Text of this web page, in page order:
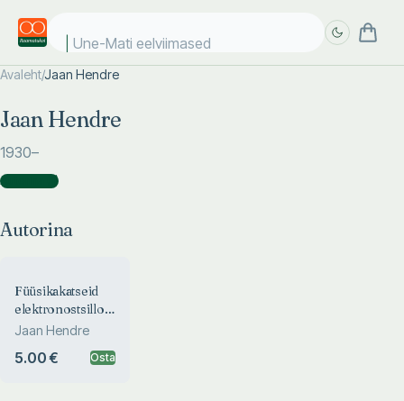
Une-Mati eelviimased k
Avaleht/Jaan Hendre
Jaan Hendre
1930–
Autorina )
Autorina
Füüsikakatseid
elektronostsilloskoobi
ja
Jaan Hendre
5.00 € Osta